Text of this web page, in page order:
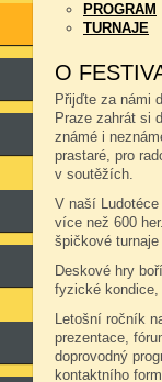
PROGRAM
TURNAJE
O
Přijďte za námi
Praze zahrát si
známé i
prastaré, pro
v soutěžích.
V naší
více než 600
špičkové
Deskové hry
fyzické
Letošní ročník
prezentace,
doprovodný
kontaktního